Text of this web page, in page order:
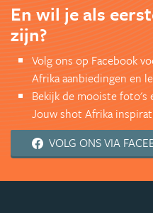
En wil je als
zijn?
Volg ons op Facebook
Afrika aanbiedingen en
Bekijk de mooiste foto's
Jouw shot Afrika
VOLG ONS VIA